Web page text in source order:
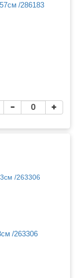
/286183
/263306